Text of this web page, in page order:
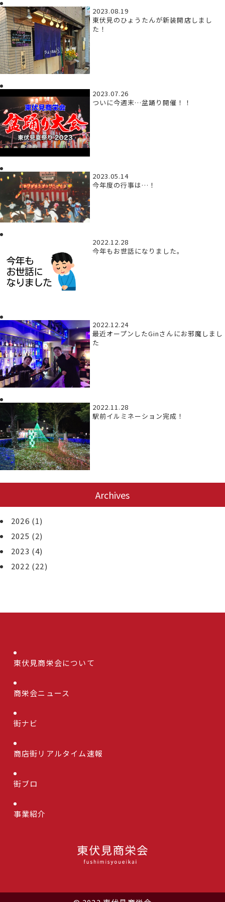
2023.08.19
東伏見のひょうたんが新装開店しまし
た！
2023.07.26
ついに今週末…盆踊り開催！！
2023.05.14
今年度の行事は…！
2022.12.28
今年もお世話になりました。
2022.12.24
最近オープンしたGinさんにお邪魔しまし
た
2022.11.28
駅前イルミネーション完成！
Archives
2026 (1)
2025 (2)
2023 (4)
2022 (22)
東伏見商栄会について
商栄会ニュース
街ナビ
商店街リアルタイム速報
街ブロ
事業紹介